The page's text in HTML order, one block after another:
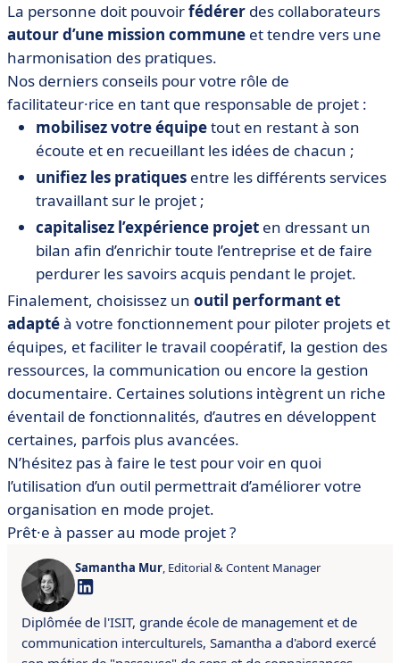
La personne doit pouvoirfédérer des collaborateurs
autour d’une mission commune et tendre vers une
harmonisation des pratiques.
Nos derniers conseils pour votre rôle de
facilitateur·rice en tant que responsable de projet :
mobilisez votre équipetout en restant à son
écoute et en recueillant les idées de chacun ;
unifiez les pratiques entre les différents services
travaillant sur le projet ;
capitalisez l’expérience projet en dressant un
bilan afin d’enrichir toute l’entreprise et de faire
perdurer les savoirs acquis pendant le projet.
Finalement, choisissez un outil performant et
adaptéà votre fonctionnement pour piloter projets et
équipes, et faciliter le travail coopératif, la gestion des
ressources, la communication ou encore la gestion
documentaire. Certaines solutions intègrent un riche
éventail de fonctionnalités, d’autres en développent
certaines, parfois plus avancées.
N’hésitez pas à faire le test pour voir en quoi
l’utilisation d’un outil permettrait d’améliorer votre
organisation en mode projet.
Prêt·e à passer au mode projet ?
Samantha Mur, Editorial & Content Manager
Diplômée de l'ISIT, grande école de management et de
communication interculturels, Samantha a d'abord exercé